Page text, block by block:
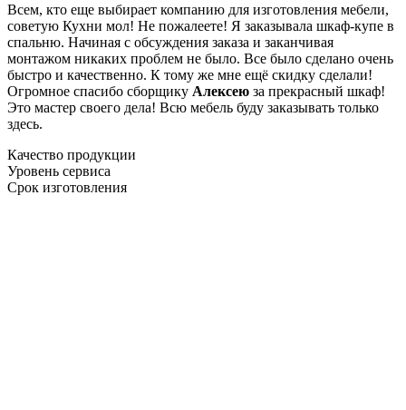
Всем, кто еще выбирает компанию для изготовления мебели,
советую Кухни мол! Не пожалеете! Я заказывала шкаф-купе в
спальню. Начиная с обсуждения заказа и заканчивая
монтажом никаких проблем не было. Все было сделано очень
быстро и качественно. К тому же мне ещё скидку сделали!
Огромное спасибо сборщику Алексею за прекрасный шкаф!
Это мастер своего дела! Всю мебель буду заказывать только
здесь.
Качество продукции
Уровень сервиса
Срок изготовления